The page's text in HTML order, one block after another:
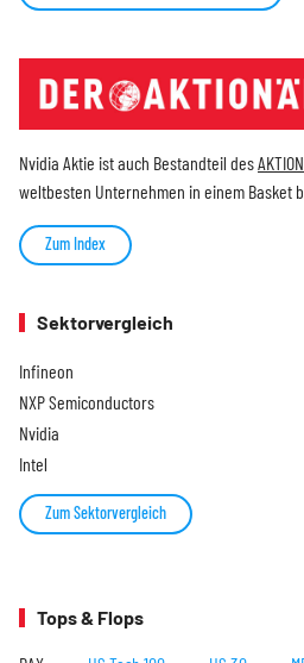
Nvidia Aktie ist auch Bestandteil des
weltbesten Unternehmen in einem Basket
Zum Index
Sektorvergleich
Infineon
NXP Semiconductors
Nvidia
Intel
Zum Sektorvergleich
Tops & Flops